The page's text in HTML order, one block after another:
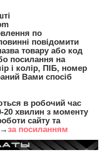
по
повідомити
товару або код
посилання на
і колір, ПІБ, номер
Вами спосіб
в робочий час
20 хвилин з моменту
сайту та
→за посиланням